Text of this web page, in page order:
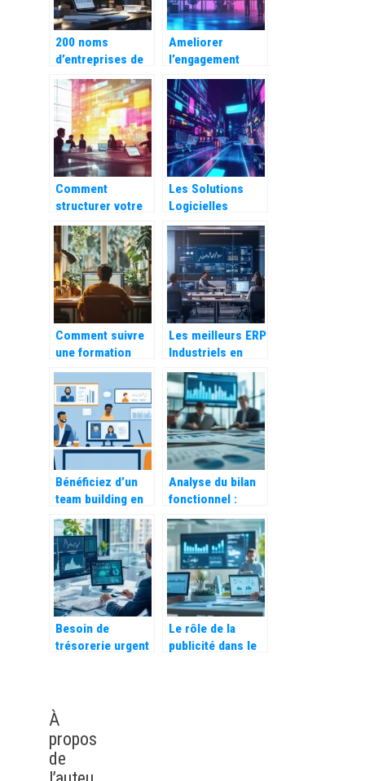
200 noms
d’entreprises de
tenue de livres :
Experts en
gestion des
charges
patronales
Ameliorer
l’engagement
client avec des
chatbots bases
sur l’intelligence
artificielle
Comment
structurer votre
modele de
retroplanning de
communication
pour une
campagne
memorable
Les Solutions
Logicielles
Incontournables
pour Reussir
Votre Commerce
en Ligne
Comment suivre
une formation
d’assistant
comptable en
ligne pour votre
carriere
Les meilleurs ERP
Industriels en
France en 2026
Bénéficiez d’un
team building en
distanciel pour
renforcer votre
équipe
Analyse du bilan
fonctionnel :
décryptage des
ratios clés pour
optimiser les
composantes du
BFR
Besoin de
trésorerie urgent
financement
Le rôle de la
publicité dans le
À
propos
de